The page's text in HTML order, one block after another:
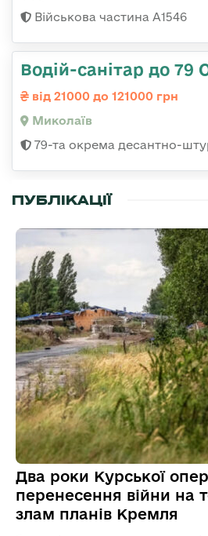
Військова частина А1546
Водій-санітар до
від 21000 до 121000 грн
Миколаїв
79-та окрема десантно-
ПУБЛІКАЦІЇ
Два роки Курської
перенесення війни на
злам планів Кремля